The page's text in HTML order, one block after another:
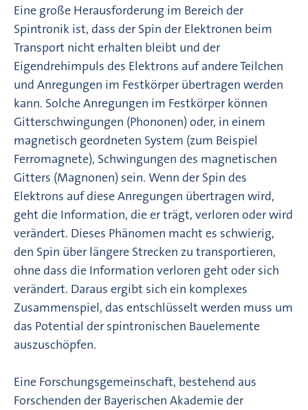
Eine große Herausforderung im Bereich der
Spintronik ist, dass der Spin der Elektronen beim
Transport nicht erhalten bleibt und der
Eigendrehimpuls des Elektrons auf andere Teilchen
und Anregungen im Festkörper übertragen werden
kann. Solche Anregungen im Festkörper können
Gitterschwingungen (Phononen) oder, in einem
magnetisch geordneten System (zum Beispiel
Ferromagnete), Schwingungen des magnetischen
Gitters (Magnonen) sein. Wenn der Spin des
Elektrons auf diese Anregungen übertragen wird,
geht die Information, die er trägt, verloren oder wird
verändert. Dieses Phänomen macht es schwierig,
den Spin über längere Strecken zu transportieren,
ohne dass die Information verloren geht oder sich
verändert. Daraus ergibt sich ein komplexes
Zusammenspiel, das entschlüsselt werden muss um
das Potential der spintronischen Bauelemente
auszuschöpfen.
Eine Forschungsgemeinschaft, bestehend aus
Forschenden der Bayerischen Akademie der